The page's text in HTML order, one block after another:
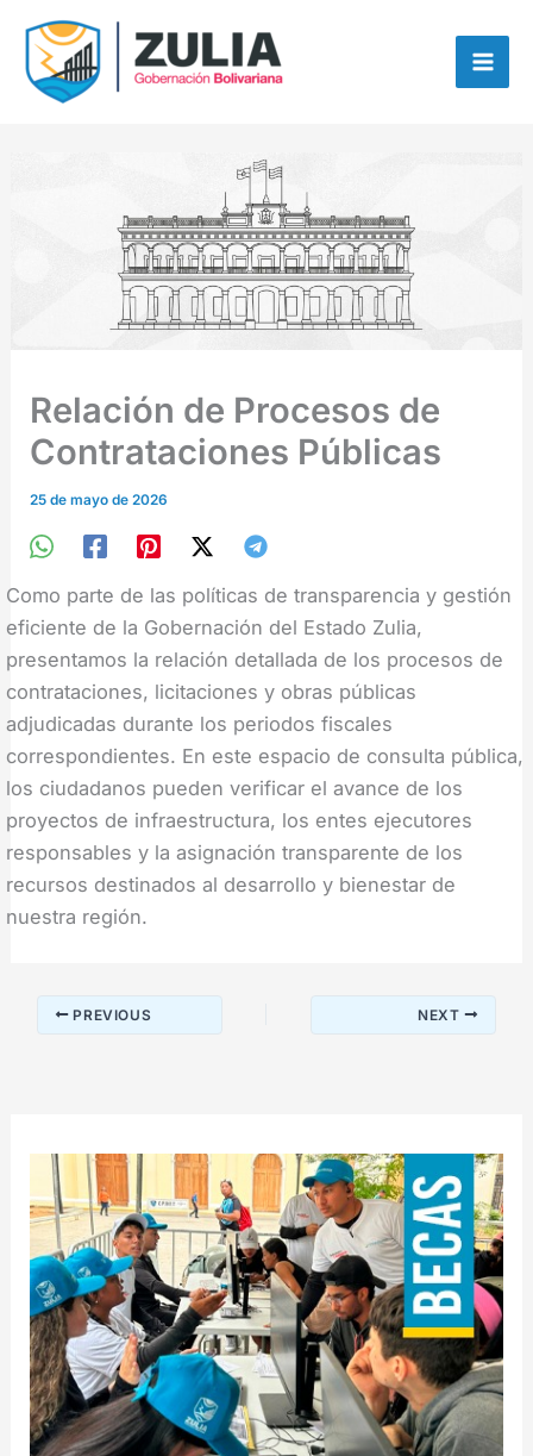
contenido
contenido
Relación de Procesos de
Contrataciones Públicas
25 de mayo de 2026
Como parte de las políticas de transparencia y gestión
eficiente de la Gobernación del Estado Zulia,
presentamos la relación detallada de los procesos de
contrataciones, licitaciones y obras públicas
adjudicadas durante los periodos fiscales
correspondientes. En este espacio de consulta pública,
los ciudadanos pueden verificar el avance de los
proyectos de infraestructura, los entes ejecutores
responsables y la asignación transparente de los
recursos destinados al desarrollo y bienestar de
nuestra región.
PREVIOUS NEXT